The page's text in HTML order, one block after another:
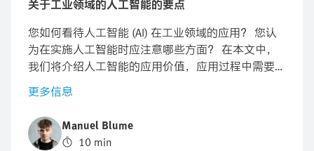
关于工业领域的人工智能的要点
您如何看待人工智能 (AI) 在工业领域的应用？ 您认
为在实施人工智能时应注意哪些方面？ 在本文中，
我们将介绍人工智能的应用价值，应用过程中需要注
意哪些要点。我们还列举了一些真实案例，并为您提
供了详细的分步指南。 您可以在我们的“自建还是购
买”指南中，了解您应该自行开发 AI 解决方案还是直
接购买现成的解决方案。
更多信息
Manuel Blume
10 min